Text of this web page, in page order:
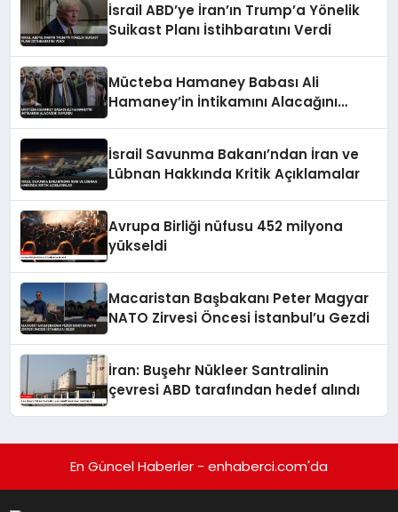
İsrail ABD’ye İran’ın Trump’a Yönelik
Suikast Planı İstihbaratını Verdi
Mücteba Hamaney Babası Ali
Hamaney’in İntikamını Alacağını
İsrail Savunma Bakanı’ndan İran ve
Lübnan Hakkında Kritik Açıklamalar
Avrupa Birliği nüfusu 452 milyona
yükseldi
Macaristan Başbakanı Peter Magyar
NATO Zirvesi Öncesi İstanbul’u Gezdi
İran: Buşehr Nükleer Santralinin
çevresi ABD tarafından hedef alındı
En Güncel Haberler - enhaberci.com'da